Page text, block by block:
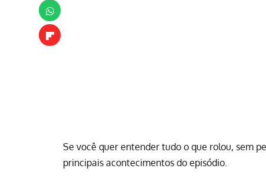
Se você quer entender tudo o que rolou, sem
principais acontecimentos do episódio.